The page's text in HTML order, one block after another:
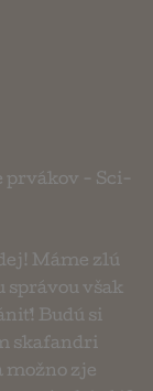
prvákov - Sci-
Máme zlú
správou však
Budú si
skafandri
možno zje